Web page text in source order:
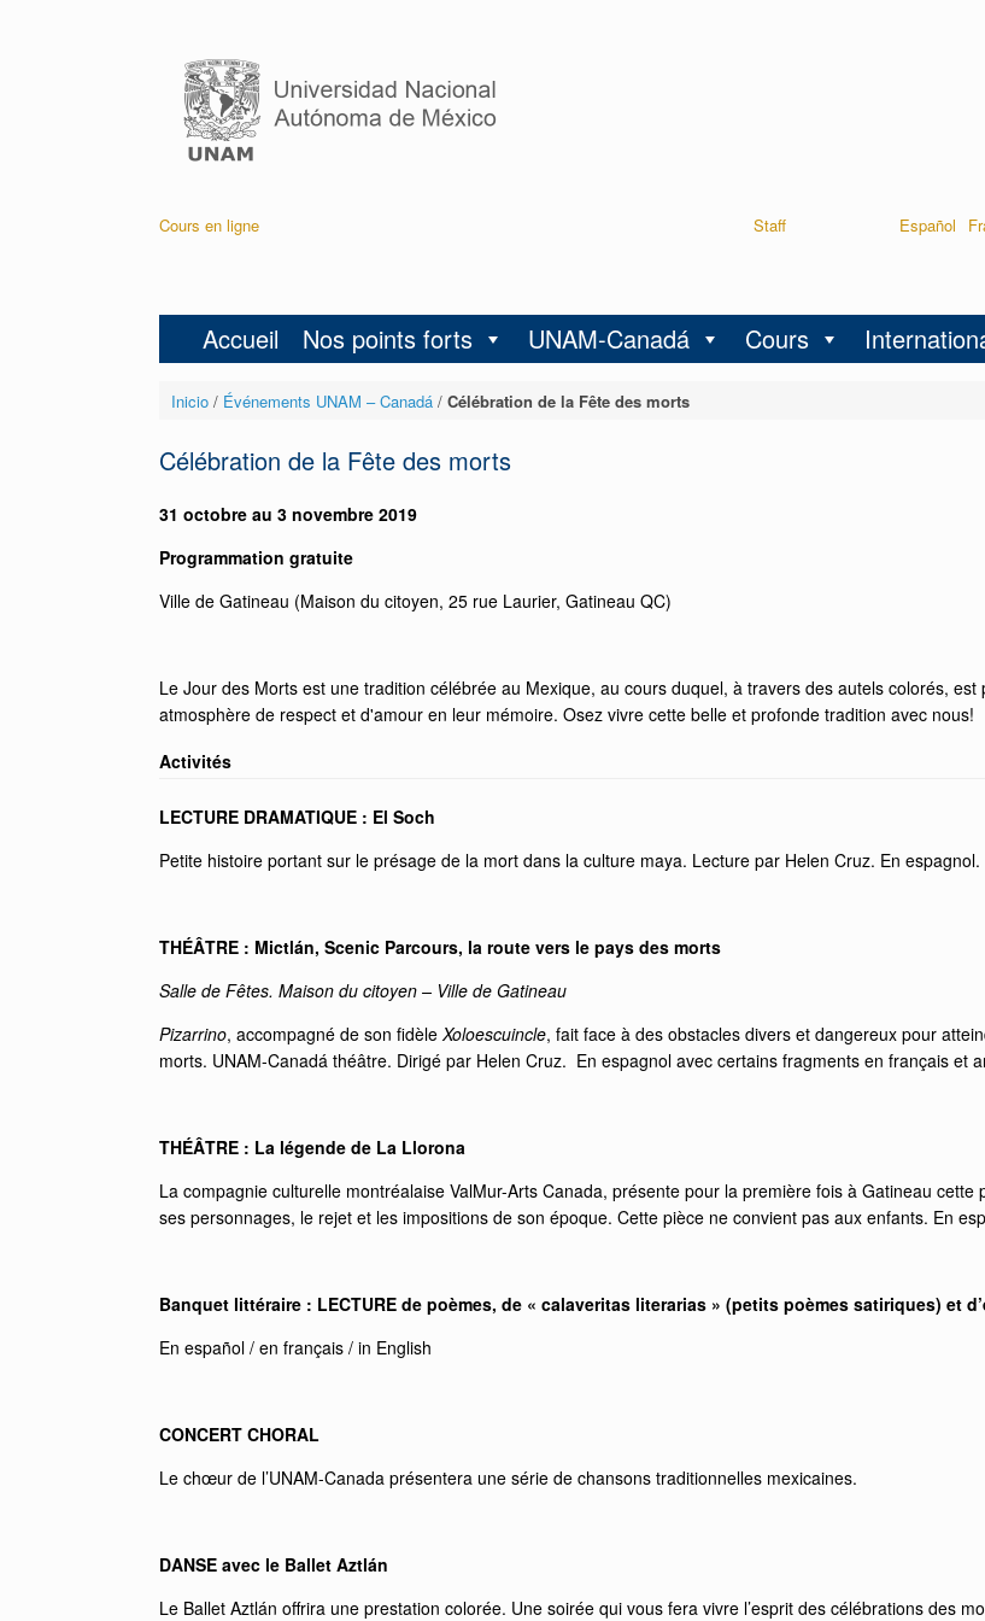
Cours en ligne Staff Español
Accueil Nos points forts UNAM-Canadá Cours
Inicio/ Événements UNAM – Canadá/ Célébration de la Fête des morts
Célébration de la Fête des morts
31 octobre au 3 novembre 2019
Programmation gratuite
Ville de Gatineau (Maison du citoyen, 25 rue Laurier, Gatineau QC)
Le Jour des Morts est une tradition célébrée au Mexique, au cours duquel, à travers des autels colorés,
atmosphère de respect et d'amour en leur mémoire. Osez vivre cette belle et profonde tradition avec nous!
Activités
LECTURE DRAMATIQUE : El Soch
Petite histoire portant sur le présage de la mort dans la culture maya. Lecture par Helen Cruz. En espagnol.
THÉÂTRE : Mictlán, Scenic Parcours, la route vers le pays des morts
Salle de Fêtes. Maison du citoyen – Ville de Gatineau
Pizarrino, accompagné de son fidèleXoloescuincle, fait face à des obstacles divers et dangereux pour
morts. UNAM-Canadá théâtre. Dirigé par Helen Cruz. En espagnol avec certains fragments en français et
THÉÂTRE : La légende de La Llorona
La compagnie culturelle montréalaise ValMur-Arts Canada, présente pour la première fois à Gatineau
ses personnages, le rejet et les impositions de son époque. Cette pièce ne convient pas aux enfants. En
Banquet littéraire : LECTURE de poèmes, de « calaveritas literarias » (petits poèmes satiriques) et
En español / en français / in English
CONCERT CHORAL
Le chœur de l’UNAM-Canada présentera une série de chansons traditionnelles mexicaines.
DANSE avec le Ballet Aztlán
Le Ballet Aztlán offrira une prestation colorée. Une soirée qui vous fera vivre l’esprit des célébrations des